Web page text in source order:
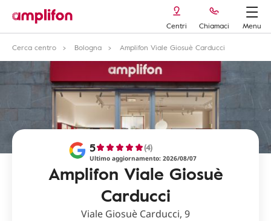
Centri Chiamaci
Menu
Cerca centro
Bologna Amplifon Viale Giosuè Carducci
Amplifon Viale Giosuè
Carducci
5 (4)
Ultimo aggiornamento: 2026/08/07
Viale Giosuè Carducci, 9